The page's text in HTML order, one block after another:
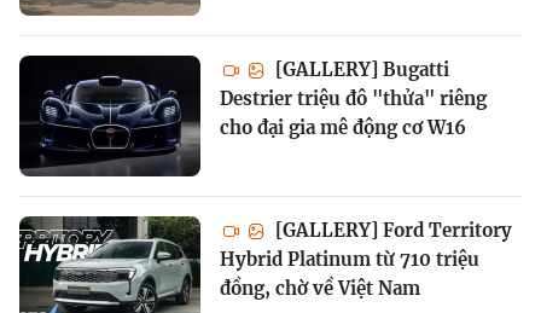
[GALLERY] Bugatti
Destrier triệu đô "thửa" riêng
cho đại gia mê động cơ W16
[GALLERY] Ford Territory
Hybrid Platinum từ 710 triệu
đồng, chờ về Việt Nam